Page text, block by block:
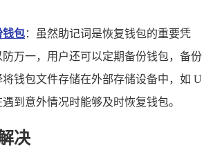
钱包：虽然助记词是恢复钱包的重要凭
万一，用户还可以定期备份钱包，备份
钱包文件存储在外部存储设备中，如 U
到意外情况时能够及时恢复钱包。
决